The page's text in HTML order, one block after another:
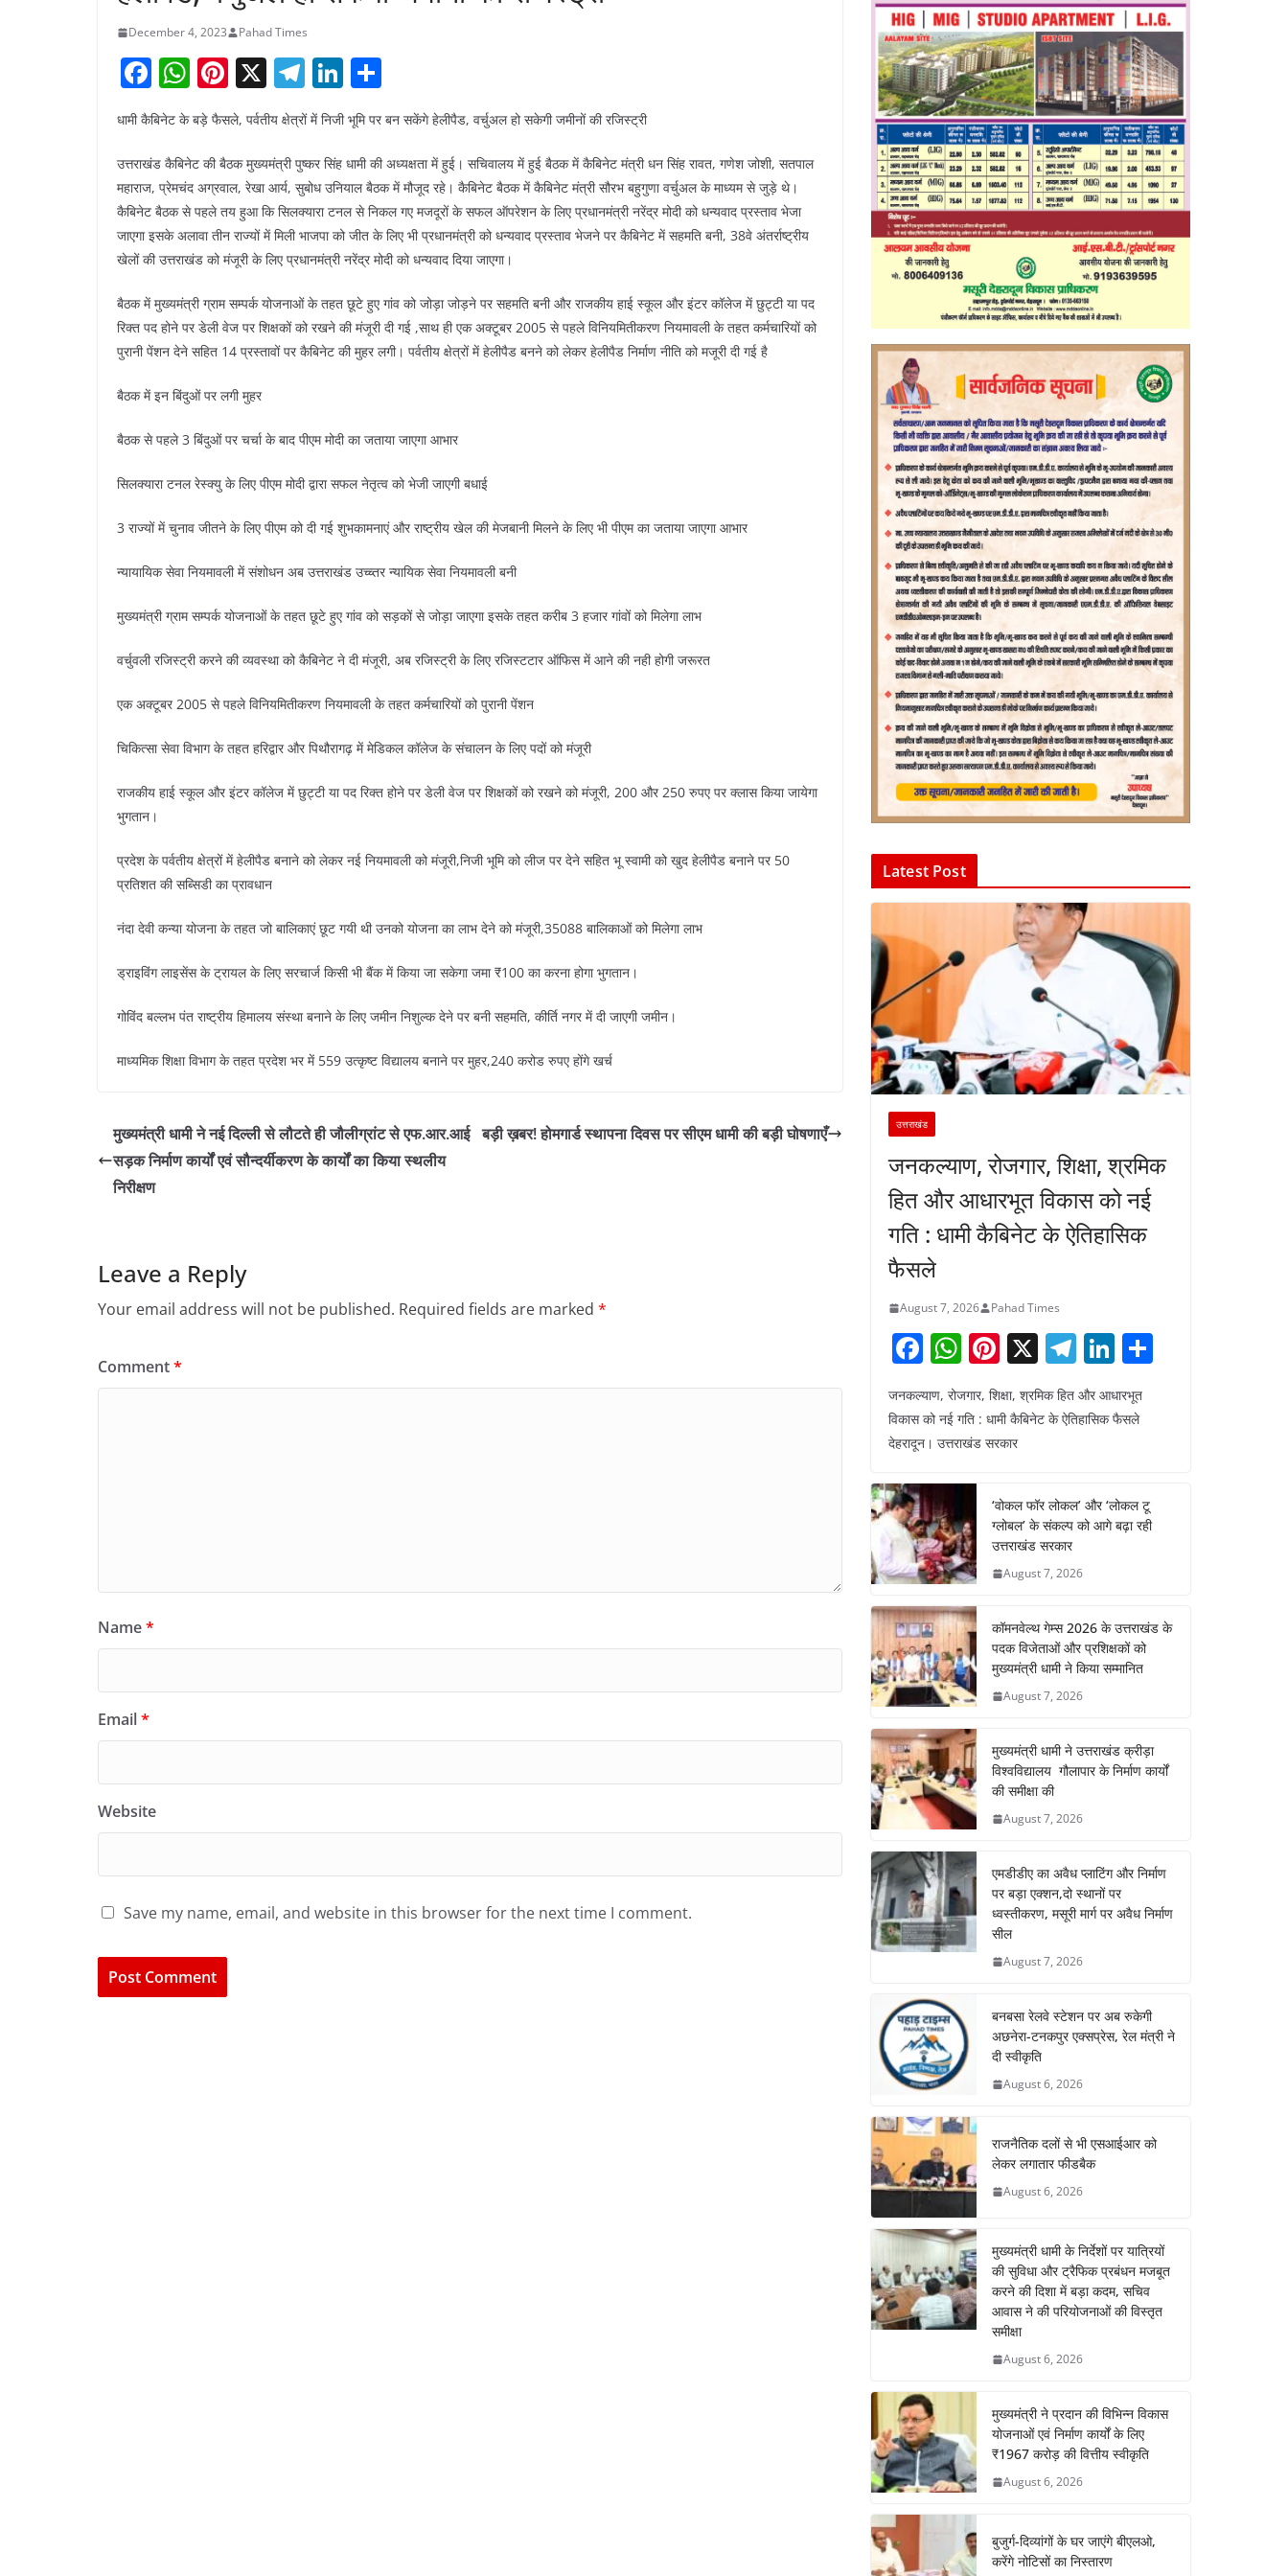
December 4, 2023 Pahad Times
F
a
c
e
b
o
o
W
h
at
s
A
p
p
Pi
nt
er
e
st
X T
el
e
gr
a
m
Li
n
k
e
dI
n
ar
e
धामी कैबिनेट के बड़े फैसले, पर्वतीय क्षेत्रों में निजी भूमि पर बन सकेंगे हेलीपैड, वर्चुअल हो सकेगी जमीनों की रजिस्ट्री
उत्तराखंड कैबिनेट की बैठक मुख्यमंत्री पुष्कर सिंह धामी की अध्यक्षता में हुई। सचिवालय में हुई बैठक में कैबिनेट मंत्री धन सिंह रावत, गणेश जोशी, सतपाल
महाराज, प्रेमचंद अग्रवाल, रेखा आर्य, सुबोध उनियाल बैठक में मौजूद रहे। कैबिनेट बैठक में कैबिनेट मंत्री सौरभ बहुगुणा वर्चुअल के माध्यम से जुड़े थे।
कैबिनेट बैठक से पहले तय हुआ कि सिलक्यारा टनल से निकल गए मजदूरों के सफल ऑपरेशन के लिए प्रधानमंत्री नरेंद्र मोदी को धन्यवाद प्रस्ताव भेजा
जाएगा इसके अलावा तीन राज्यों में मिली भाजपा को जीत के लिए भी प्रधानमंत्री को धन्यवाद प्रस्ताव भेजने पर कैबिनेट में सहमति बनी, 38वे अंतर्राष्ट्रीय
खेलों की उत्तराखंड को मंजूरी के लिए प्रधानमंत्री नरेंद्र मोदी को धन्यवाद दिया जाएगा।
बैठक में मुख्यमंत्री ग्राम सम्पर्क योजनाओं के तहत छूटे हुए गांव को जोड़ा जोड़ने पर सहमति बनी और राजकीय हाई स्कूल और इंटर कॉलेज में छुट्टी या पद
रिक्त पद होने पर डेली वेज पर शिक्षकों को रखने की मंजूरी दी गई ,साथ ही एक अक्टूबर 2005 से पहले विनियमितीकरण नियमावली के तहत कर्मचारियों को
पुरानी पेंशन देने सहित 14 प्रस्तावों पर कैबिनेट की मुहर लगी। पर्वतीय क्षेत्रों में हेलीपैड बनने को लेकर हेलीपैड निर्माण नीति को मजूरी दी गई है
बैठक में इन बिंदुओं पर लगी मुहर
बैठक से पहले 3 बिंदुओं पर चर्चा के बाद पीएम मोदी का जताया जाएगा आभार
सिलक्यारा टनल रेस्क्यु के लिए पीएम मोदी द्वारा सफल नेतृत्व को भेजी जाएगी बधाई
3 राज्यों में चुनाव जीतने के लिए पीएम को दी गई शुभकामनाएं और राष्ट्रीय खेल की मेजबानी मिलने के लिए भी पीएम का जताया जाएगा आभार
न्यायायिक सेवा नियमावली में संशोधन अब उत्तराखंड उच्च्तर न्यायिक सेवा नियमावली बनी
मुख्यमंत्री ग्राम सम्पर्क योजनाओं के तहत छूटे हुए गांव को सड़कों से जोड़ा जाएगा इसके तहत करीब 3 हजार गांवों को मिलेगा लाभ
वर्चुवली रजिस्ट्री करने की व्यवस्था को कैबिनेट ने दी मंजूरी, अब रजिस्ट्री के लिए रजिस्टटार ऑफिस में आने की नही होगी जरूरत
एक अक्टूबर 2005 से पहले विनियमितीकरण नियमावली के तहत कर्मचारियों को पुरानी पेंशन
चिकित्सा सेवा विभाग के तहत हरिद्वार और पिथौरागढ़ में मेडिकल कॉलेज के संचालन के लिए पदों को मंजूरी
राजकीय हाई स्कूल और इंटर कॉलेज में छुट्टी या पद रिक्त होने पर डेली वेज पर शिक्षकों को रखने को मंजूरी, 200 और 250 रुपए पर क्लास किया जायेगा
भुगतान।
प्रदेश के पर्वतीय क्षेत्रों में हेलीपैड बनाने को लेकर नई नियमावली को मंजूरी,निजी भूमि को लीज पर देने सहित भू स्वामी को खुद हेलीपैड बनाने पर 50
प्रतिशत की सब्सिडी का प्रावधान
नंदा देवी कन्या योजना के तहत जो बालिकाएं छूट गयी थी उनको योजना का लाभ देने को मंजूरी,35088 बालिकाओं को मिलेगा लाभ
ड्राइविंग लाइसेंस के ट्रायल के लिए सरचार्ज किसी भी बैंक में किया जा सकेगा जमा ₹100 का करना होगा भुगतान।
गोविंद बल्लभ पंत राष्ट्रीय हिमालय संस्था बनाने के लिए जमीन निशुल्क देने पर बनी सहमति, कीर्ति नगर में दी जाएगी जमीन।
माध्यमिक शिक्षा विभाग के तहत प्रदेश भर में 559 उत्कृष्ट विद्यालय बनाने पर मुहर,240 करोड रुपए होंगे खर्च
मुख्यमंत्री धामी ने नई दिल्ली से लौटते ही जौलीग्रांट से एफ.आर.आई
सड़क निर्माण कार्यों एवं सौन्दर्यीकरण के कार्यों का किया स्थलीय
निरीक्षण
बड़ी ख़बर! होमगार्ड स्थापना दिवस पर सीएम धामी की बड़ी घोषणाएँ
Leave a Reply
Your email address will not be published. Required fields are marked *
Comment*
Name*
Email*
Website
Save my name, email, and website in this browser for the next time I comment.
Latest Post
उत्तराखंड
जनकल्याण, रोजगार, शिक्षा, श्रमिक
हित और आधारभूत विकास को नई
गति : धामी कैबिनेट के ऐतिहासिक
फैसले
August 7, 2026 Pahad Times
F
c
e
o
o
k
W
at
s
p
Pi
er
e
X T
el
e
m
Li
k
n
जनकल्याण, रोजगार, शिक्षा, श्रमिक हित और आधारभूत
विकास को नई गति : धामी कैबिनेट के ऐतिहासिक फैसले
देहरादून। उत्तराखंड सरकार
‘वोकल फॉर लोकल’ और ‘लोकल टू
ग्लोबल’ के संकल्प को आगे बढ़ा रही
उत्तराखंड सरकार
August 7, 2026
कॉमनवेल्थ गेम्स 2026 के उत्तराखंड के
पदक विजेताओं और प्रशिक्षकों को
मुख्यमंत्री धामी ने किया सम्मानित
August 7, 2026
मुख्यमंत्री धामी ने उत्तराखंड क्रीड़ा
विश्वविद्यालय गौलापार के निर्माण कार्यों
की समीक्षा की
August 7, 2026
एमडीडीए का अवैध प्लाटिंग और निर्माण
पर बड़ा एक्शन,दो स्थानों पर
ध्वस्तीकरण, मसूरी मार्ग पर अवैध निर्माण
सील
August 7, 2026
बनबसा रेलवे स्टेशन पर अब रुकेगी
अछनेरा-टनकपुर एक्सप्रेस, रेल मंत्री ने
दी स्वीकृति
August 6, 2026
राजनैतिक दलों से भी एसआईआर को
लेकर लगातार फीडबैक
August 6, 2026
मुख्यमंत्री धामी के निर्देशों पर यात्रियों
की सुविधा और ट्रैफिक प्रबंधन मजबूत
करने की दिशा में बड़ा कदम, सचिव
आवास ने की परियोजनाओं की विस्तृत
समीक्षा
August 6, 2026
मुख्यमंत्री ने प्रदान की विभिन्न विकास
योजनाओं एवं निर्माण कार्यों के लिए
₹1967 करोड़ की वित्तीय स्वीकृति
August 6, 2026
बुजुर्ग-दिव्यांगों के घर जाएंगे बीएलओ,
करेंगे नोटिसों का निस्तारण